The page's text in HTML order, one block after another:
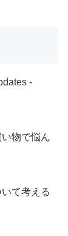
-
物で悩ん
て考える